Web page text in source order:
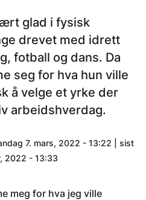
glad i fysisk
drevet med idrett
fotball og dans. Da
seg for hva hun ville
å velge et yrke der
arbeidshverdag.
7. mars, 2022 - 13:22 | sist
2022 - 13:33
meg for hva jeg ville